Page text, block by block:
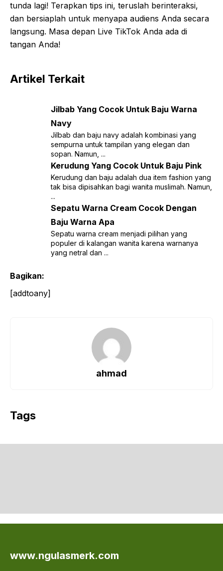
tunda lagi! Terapkan tips ini, teruslah berinteraksi,
dan bersiaplah untuk menyapa audiens Anda secara
langsung. Masa depan Live TikTok Anda ada di
tangan Anda!
Artikel Terkait
Jilbab Yang Cocok Untuk Baju Warna
Navy
Jilbab dan baju navy adalah kombinasi yang
sempurna untuk tampilan yang elegan dan
sopan. Namun, ...
Kerudung Yang Cocok Untuk Baju Pink
Kerudung dan baju adalah dua item fashion yang
tak bisa dipisahkan bagi wanita muslimah. Namun,
...
Sepatu Warna Cream Cocok Dengan
Baju Warna Apa
Sepatu warna cream menjadi pilihan yang
populer di kalangan wanita karena warnanya
yang netral dan ...
Bagikan:
[addtoany]
ahmad
Tags
www.ngulasmerk.com